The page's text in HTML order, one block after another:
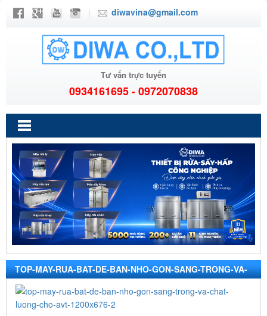
diwavina@gmail.com
Tư vấn trực tuyến
0934161695 - 0972070838
TOP-MAY-RUA-BAT-DE-BAN-NHO-GON-SANG-TRONG-VA-
CHAT-LUONG-CHO-AVT-1200×676-2